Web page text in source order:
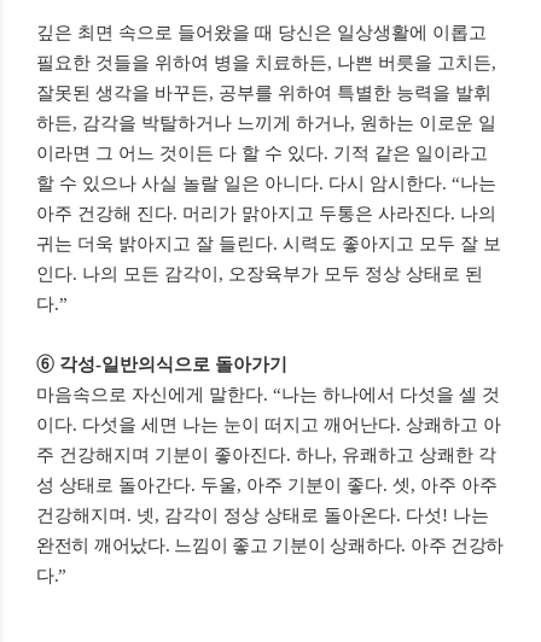
깊은 최면 속으로 들어왔을 때 당신은 일상생활에 이롭고
필요한 것들을 위하여 병을 치료하든, 나쁜 버릇을 고치든,
잘못된 생각을 바꾸든, 공부를 위하여 특별한 능력을 발휘
하든, 감각을 박탈하거나 느끼게 하거나, 원하는 이로운 일
이라면 그 어느 것이든 다 할 수 있다. 기적 같은 일이라고
할 수 있으나 사실 놀랄 일은 아니다. 다시 암시한다. “나는
아주 건강해 진다. 머리가 맑아지고 두통은 사라진다. 나의
귀는 더욱 밝아지고 잘 들린다. 시력도 좋아지고 모두 잘 보
인다. 나의 모든 감각이 , 오장육부가 모두 정상 상태로 된
다.”
➅ 각성-일반의식으로 돌아가기
마음속으로 자신에게 말한다. “나는 하나에서 다섯을 셀 것
이다. 다섯을 세면 나는 눈이 떠지고 깨어난다. 상쾌하고 아
주 건강해지며 기분이 좋아진다. 하나, 유쾌하고 상쾌한 각
성 상태로 돌아간다. 두울, 아주 기분이 좋다. 셋, 아주 아주
건강해지며 . 넷, 감각이 정상 상태로 돌아온다. 다섯! 나는
완전히 깨어났다. 느낌이 좋고 기분이 상쾌하다. 아주 건강하
다.”